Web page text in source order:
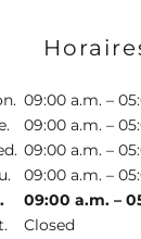
09:00 a.m. –
09:00 a.m. –
09:00 a.m. –
09:00 a.m. –
09:00 a.m. –
Closed